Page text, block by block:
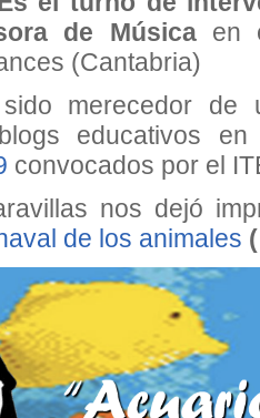
de Música en
(Cantabria)
merecedor de
educativos
convocados por el
nos dejó
de los animales